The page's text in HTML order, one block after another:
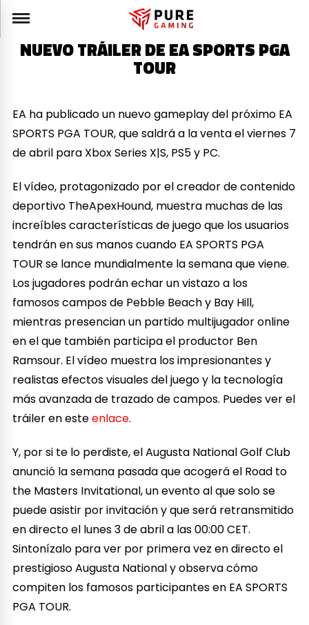
NUEVO TRÁILER DE EA SPORTS PGA
TOUR
EA ha publicado un nuevo gameplay del próximo EA
SPORTS PGA TOUR, que saldrá a la venta el viernes 7
de abril para Xbox Series X|S, PS5 y PC.
El vídeo, protagonizado por el creador de contenido
deportivo TheApexHound, muestra muchas de las
increíbles características de juego que los usuarios
tendrán en sus manos cuando EA SPORTS PGA
TOUR se lance mundialmente la semana que viene.
Los jugadores podrán echar un vistazo a los
famosos campos de Pebble Beach y Bay Hill,
mientras presencian un partido multijugador online
en el que también participa el productor Ben
Ramsour. El vídeo muestra los impresionantes y
realistas efectos visuales del juego y la tecnología
más avanzada de trazado de campos. Puedes ver el
tráiler en esteenlace.
Y, por si te lo perdiste, el Augusta National Golf Club
anunció la semana pasada que acogerá el Road to
the Masters Invitational, un evento al que solo se
puede asistir por invitación y que será retransmitido
en directo el lunes 3 de abril a las 00:00 CET.
Sintonízalo para ver por primera vez en directo el
prestigioso Augusta National y observa cómo
compiten los famosos participantes en EA SPORTS
PGA TOUR.